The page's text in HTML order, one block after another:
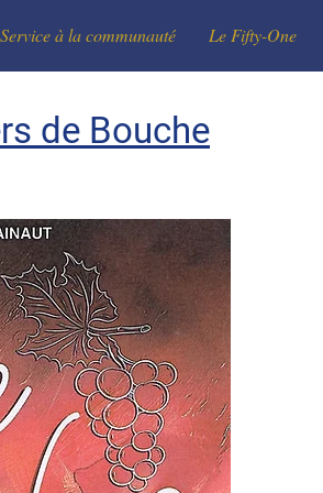
Service à la communauté Le Fifty-One
de Bouche